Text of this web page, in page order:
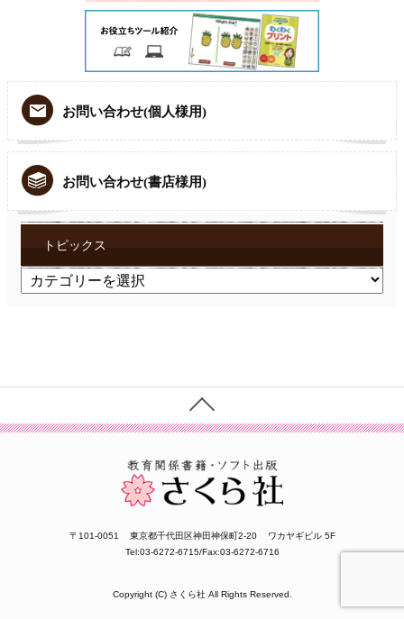
お問い合わせ(個人様用)
お問い合わせ(書店様用)
トピックス
ト
〒101-0051 東京都千代田区神田神保町2-20
ワカヤギビル 5F
Tel:03-6272-6715/Fax:03-6272-6716
Copyright (C) さくら社 All Rights Reserved.